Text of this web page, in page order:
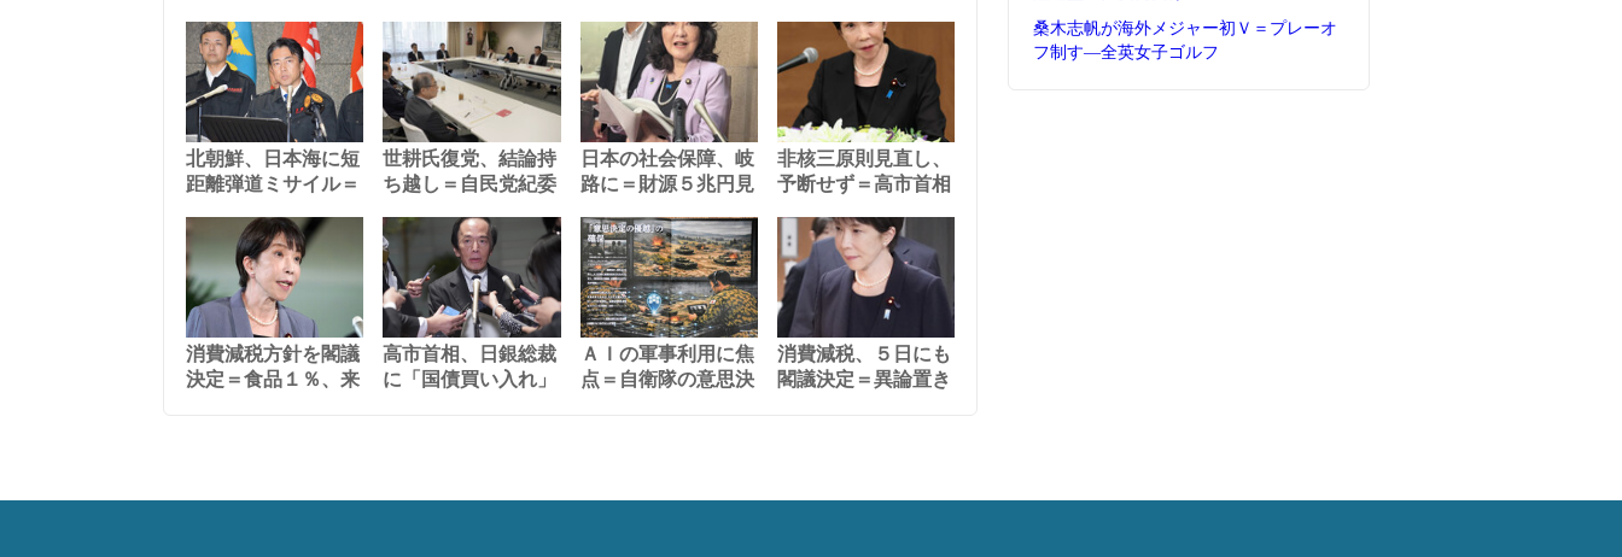
北朝鮮、日本海に短
距離弾道ミサイル＝
世耕氏復党、結論持
ち越し＝自民党紀委
日本の社会保障、岐
路に＝財源５兆円見
非核三原則見直し、
予断せず＝高市首相
消費減税方針を閣議
決定＝食品１％、来
高市首相、日銀総裁
に「国債買い入れ」
ＡＩの軍事利用に焦
点＝自衛隊の意思決
消費減税、５日にも
閣議決定＝異論置き
桑木志帆が海外メジャー初Ｖ＝プレーオ
フ制す―全英女子ゴルフ